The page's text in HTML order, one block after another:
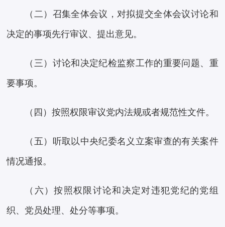
（二）召集全体会议，对拟提交全体会议讨论和
决定的事项先行审议、提出意见。
（三）讨论和决定纪检监察工作的重要问题、重
要事项。
（四）按照权限审议党内法规或者规范性文件。
（五）听取以中央纪委名义立案审查的有关案件
情况通报。
（六）按照权限讨论和决定对违犯党纪的党组
织、党员处理、处分等事项。